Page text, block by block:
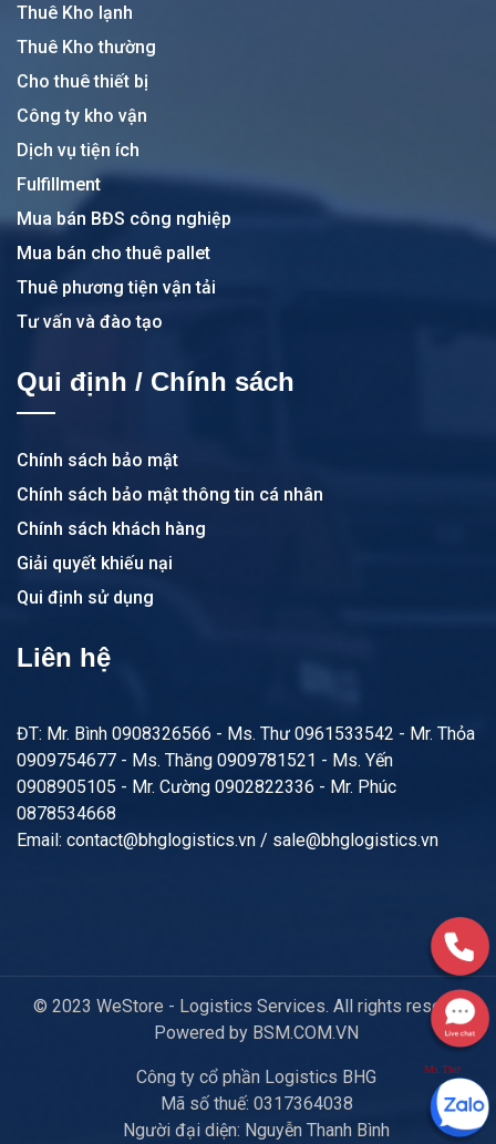
Thuê Kho lạnh
Thuê Kho thường
Cho thuê thiết bị
Công ty kho vận
Dịch vụ tiện ích
Fulfillment
Mua bán BĐS công nghiệp
Mua bán cho thuê pallet
Thuê phương tiện vận tải
Tư vấn và đào tạo
Qui định / Chính sách
Chính sách bảo mật
Chính sách bảo mật thông tin cá nhân
Chính sách khách hàng
Giải quyết khiếu nại
Qui định sử dụng
Liên hệ
ĐT: Mr. Bình 0908326566 - Ms. Thư 0961533542 - Mr. Thỏa
0909754677 - Ms. Thăng 0909781521 - Ms. Yến
0908905105 - Mr. Cường 0902822336 - Mr. Phúc
0878534668
Email: contact@bhglogistics.vn / sale@bhglogistics.vn
© 2023 WeStore - Logistics Services. All rights reserved.
Powered by BSM.COM.VN
Công ty cổ phần Logistics BHG
Mã số thuế: 0317364038
Người đại diện: Nguyễn Thanh Bình
Ms.Thư